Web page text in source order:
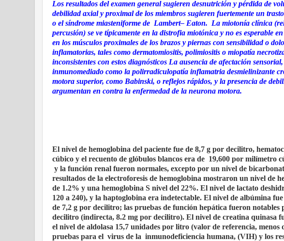
Los resultados del examen general sugieren desnutrición y pérdida de
debilidad axial y proximal de los miembros sugieren fuertemente un
o el síndrome miasteniforme de Lambert– Eaton. La miotonía clínica
percusión) se ve típicamente en la distrofia miotónica y no es esperable
en los músculos proximales de los brazos y piernas con sensibilidad o
inflamatorias, tales como dermatomiositis, polimiositis o miopatía
inconsistentes con estos diagnósticos La ausencia de afectación
inmunomediado como la polirradiculopatía inflamatria desmielinizante
motora superior, como Babinski, o reflejos rápidos, y la presencia de
argumentan en contra la enfermedad de la neurona motora.
El nivel de hemoglobina del paciente fue de 8,7 g por decilitro,
cúbico y el recuento de glóbulos blancos era de 19,600 por milímetro
y la función renal fueron normales, excepto por un nivel de
resultados de la electroforesis de hemoglobina mostraron un nivel de
de 1.2% y una hemoglobina S nivel del 22%. El nivel de lactato
120 a 240), y la haptoglobina era indetectable. El nivel de albúmina
de 7,2 g por decilitro; las pruebas de función hepática fueron
decilitro (indirecta, 8.2 mg por decilitro). El nivel de creatina quinasa
el nivel de aldolasa 15,7 unidades por litro (valor de referencia, menos
pruebas para el virus de la inmunodeficiencia humana, (VIH) y los